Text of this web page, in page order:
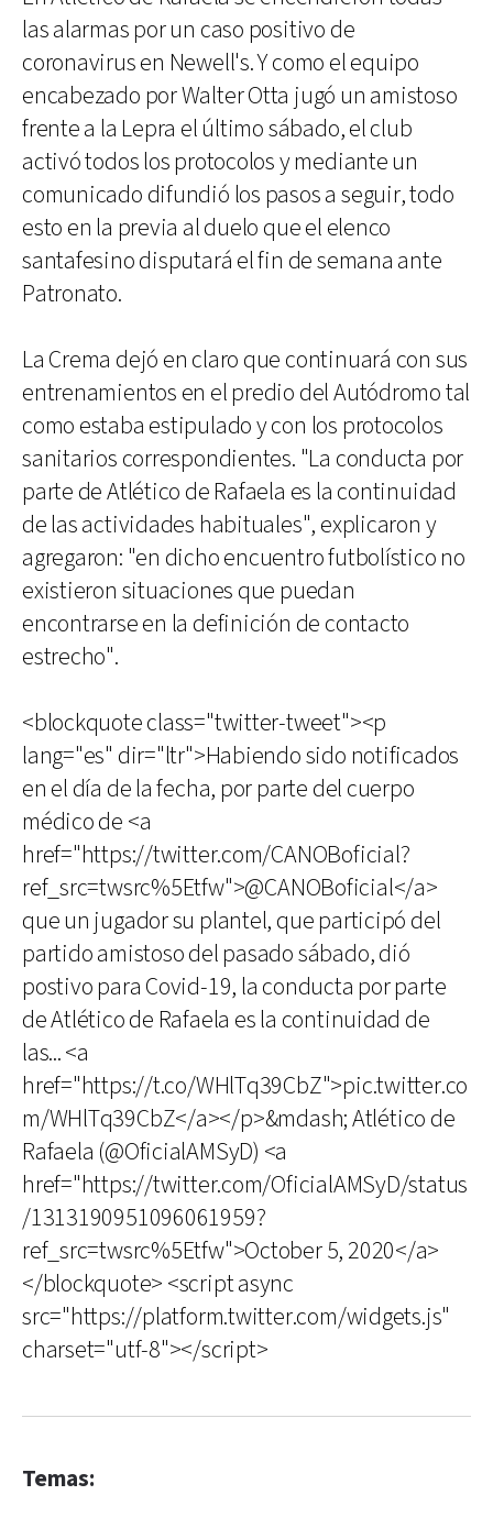
las alarmas por un caso positivo de
coronavirus en Newell's. Y como el equipo
encabezado por Walter Otta jugó un amistoso
frente a la Lepra el último sábado, el club
activó todos los protocolos y mediante un
comunicado difundió los pasos a seguir, todo
esto en la previa al duelo que el elenco
santafesino disputará el fin de semana ante
Patronato.
La Crema dejó en claro que continuará con sus
entrenamientos en el predio del Autódromo tal
como estaba estipulado y con los protocolos
sanitarios correspondientes. "La conducta por
parte de Atlético de Rafaela es la continuidad
de las actividades habituales", explicaron y
agregaron: "en dicho encuentro futbolístico no
existieron situaciones que puedan
encontrarse en la definición de contacto
estrecho".
<blockquote class="twitter-tweet"><p
lang="es" dir="ltr">Habiendo sido notificados
en el día de la fecha, por parte del cuerpo
médico de <a
href="https://twitter.com/CANOBoficial?
ref_src=twsrc%5Etfw">@CANOBoficial</a>
que un jugador su plantel, que participó del
partido amistoso del pasado sábado, dió
postivo para Covid-19, la conducta por parte
de Atlético de Rafaela es la continuidad de
las... <a
href="https://t.co/WHlTq39CbZ">pic.twitter.co
m/WHlTq39CbZ</a></p>&mdash; Atlético de
Rafaela (@OficialAMSyD) <a
href="https://twitter.com/OficialAMSyD/status
/1313190951096061959?
ref_src=twsrc%5Etfw">October 5, 2020</a>
</blockquote> <script async
src="https://platform.twitter.com/widgets.js"
charset="utf-8"></script>
Temas: